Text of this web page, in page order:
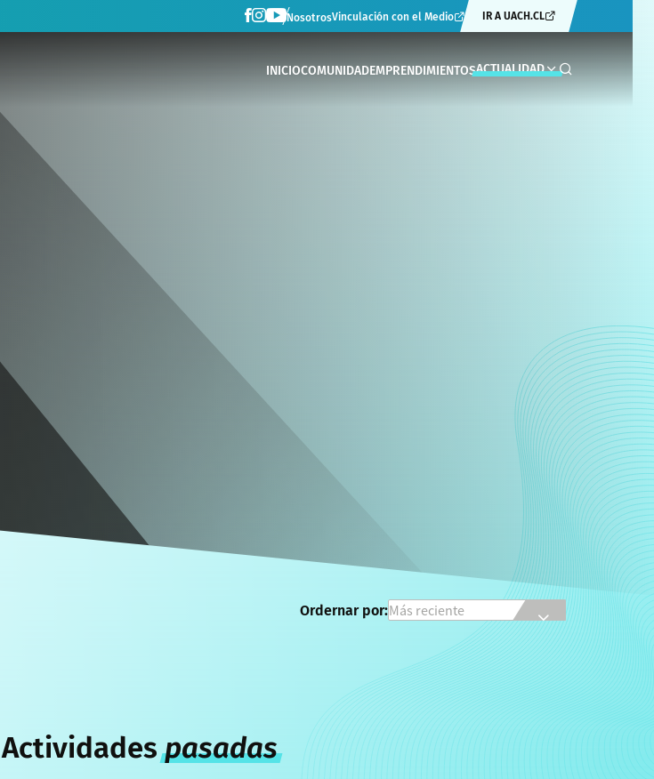
NosotrosVinculación con el Medio IR A UACH.CL
INICIOCOMUNIDADEMPRENDIMIENTOSACTUALIDAD
Ordernar por:
Actividadespasadas